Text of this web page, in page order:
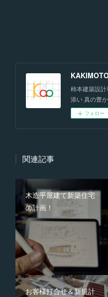
柿本建築設
添い 真の豊
フォロー
関連記事
木造平屋建て新築住宅
の計画！
お客様打合せ＆新規計